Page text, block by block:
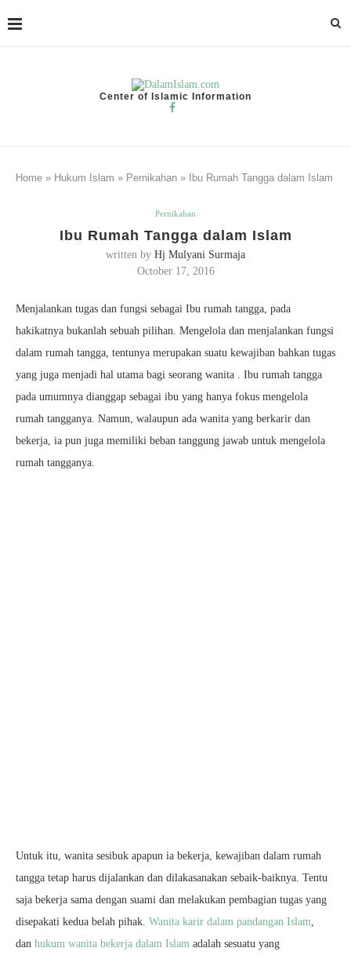
Center of Islamic Information
Home » Hukum Islam » Pernikahan » Ibu Rumah Tangga dalam Islam
Pernikahan
Ibu Rumah Tangga dalam Islam
written by Hj Mulyani Surmaja
October 17, 2016
Menjalankan tugas dan fungsi sebagai Ibu rumah tangga, pada
hakikatnya bukanlah sebuah pilihan. Mengelola dan menjalankan fungsi
dalam rumah tangga, tentunya merupakan suatu kewajiban bahkan tugas
yang juga menjadi hal utama bagi seorang wanita . Ibu rumah tangga
pada umumnya dianggap sebagai ibu yang hanya fokus mengelola
rumah tangganya. Namun, walaupun ada wanita yang berkarir dan
bekerja, ia pun juga memiliki beban tanggung jawab untuk mengelola
rumah tangganya.
Untuk itu, wanita sesibuk apapun ia bekerja, kewajiban dalam rumah
tangga tetap harus dijalankan dan dilakasanakan sebaik-baiknya. Tentu
saja bekerja sama dengan suami dan melakukan pembagian tugas yang
disepakati kedua belah pihak. Wanita karir dalam pandangan Islam,
dan hukum wanita bekerja dalam Islam adalah sesuatu yang